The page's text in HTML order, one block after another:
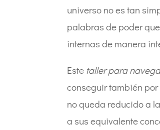
universo no es tan
palabras de poder
internas de manera
Este taller para
conseguir también
no queda reducido a
a sus equivalente